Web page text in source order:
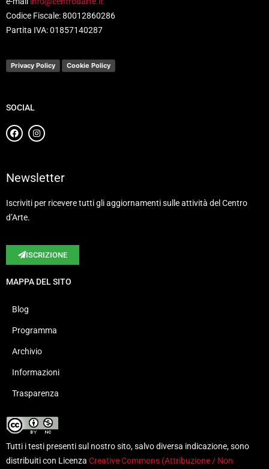
Codice Fiscale: 80012860286
Partita IVA: 01857140287
Privacy Policy Cookie Policy
SOCIAL
Newsletter
Iscriviti per ricevere tutti gli aggiornamenti sulle attività del Centro
d’Arte.
ISCRIZIONE
MAPPA DEL SITO
Blog
Programma
Archivio
Informazioni
Trasparenza
Tutti i testi presenti sul nostro sito, salvo diversa indicazione, sono
distribuiti con Licenza Creative Commons (Attribuzione / Non